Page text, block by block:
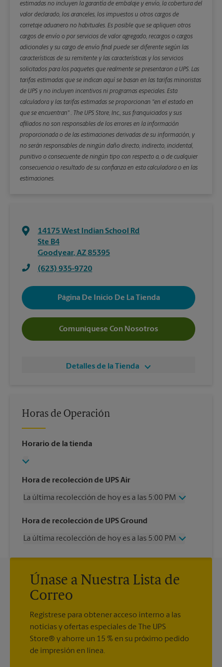
estimadas no incluyen la garantía de embalaje y envío, la cobertura del
valor declarado, los aranceles, los impuestos u otros cargos de
corretaje aduanero no habituales. Es posible que se apliquen otros
cargos de envío o por servicios de valor agregado, recargos o cargos
adicionales y su cargo de envío final puede ser diferente según las
características de su remitente y las características y los servicios
solicitados para los paquetes que realmente se presentaron a UPS. Las
tarifas estimadas que se indican aquí se basan en las tarifas minoristas
de UPS y no incluyen incentivos ni programas especiales. Esta
calculadora y las tarifas estimadas se proporcionan "en el estado en
que se encuentran" . The UPS Store, Inc., sus franquiciados y sus
afiliados no son responsables de los errores en la información
proporcionada o de las estimaciones derivadas de su información, y
no serán responsables de ningún daño directo, indirecto, incidental,
punitivo o consecuente de ningún tipo con respecto a, o de cualquier
consecuencia o resultado de su confianza en esta calculadora o en las
estimaciones.
14175 West Indian School Rd
Ste B4
Goodyear, AZ85395
(623) 935-9720
Página De Inicio De La Tienda
Comuníquese Con Nosotros
Detalles de la Tienda
Horas de Operación
Horario de la tienda
Hora de recolección de UPS Air
La última recolección de hoy es a las 5:00 PM
Miércoles
5:00 PM
Viernes
5:00 PM
Lunes
5:00 PM
Martes
5:00 PM
Hora de recolección de UPS Ground
La última recolección de hoy es a las 5:00 PM
Miércoles
5:00 PM
Jueves
Viernes
5:00 PM
Sábado
Lunes
5:00 PM
Martes
5:00 PM
Únase a Nuestra Lista de
Correo
Regístrese para obtener acceso interno a las
noticias y ofertas especiales de The UPS
Store® y ahorre un 15 % en su próximo pedido
de impresión en línea.